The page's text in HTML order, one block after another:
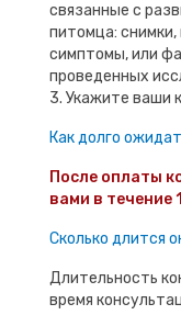
связанные с
питомца:
симптомы, или
проведенных
3. Укажите ваши
Как долго
После оплаты
вами в течение
Сколько длится
Длительность
время